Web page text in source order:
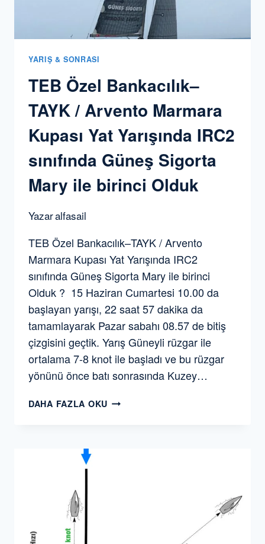
YARIŞ & SONRASI
TEB Özel Bankacılık–
TAYK / Arvento Marmara
Kupası Yat Yarışında IRC2
sınıfında Güneş Sigorta
Mary ile birinci Olduk
Yazaralfasail
TEB Özel Bankacılık–TAYK / Arvento
Marmara Kupası Yat Yarışında IRC2
sınıfında Güneş Sigorta Mary ile birinci
Olduk ? 15 Haziran Cumartesi 10.00 da
başlayan yarışı, 22 saat 57 dakika da
tamamlayarak Pazar sabahı 08.57 de bitiş
çizgisini geçtik. Yarış Güneyli rüzgar ile
ortalama 7-8 knot ile başladı ve bu rüzgar
yönünü önce batı sonrasında Kuzey…
DAHA FAZLA OKU TEB